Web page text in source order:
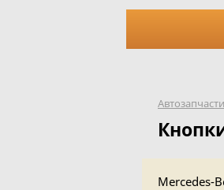
Автозапчасти
Mercedes-